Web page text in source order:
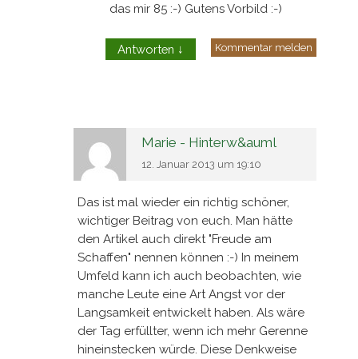
das mir 85 :-) Gutens Vorbild :-)
Antworten ↓ Kommentar melden
Marie - Hinterw&auml
12. Januar 2013 um 19:10
Das ist mal wieder ein richtig schöner,
wichtiger Beitrag von euch. Man hätte
den Artikel auch direkt "Freude am
Schaffen" nennen können :-) In meinem
Umfeld kann ich auch beobachten, wie
manche Leute eine Art Angst vor der
Langsamkeit entwickelt haben. Als wäre
der Tag erfüllter, wenn ich mehr Gerenne
hineinstecken würde. Diese Denkweise